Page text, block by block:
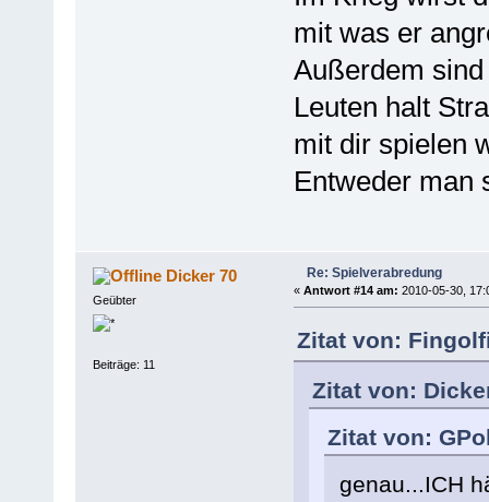
mit was er
Außerdem
Leuten halt
mit dir spielen
Entweder man
Dicker 70
Geübter
Beiträge: 11
Re: Spielverabredung
« Antwort #14 am: 2010-05-30,
Zitat von:
Zitat von:
Zitat von:
genau...ICH